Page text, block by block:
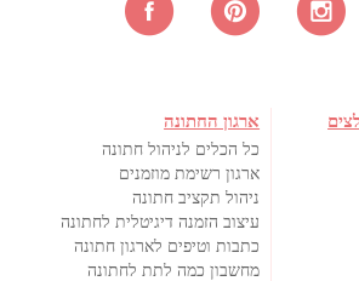
ארגון החתונה
כל הכלים לניהול חתונה
ארגון רשימת מוזמנים
ניהול תקציב חתונה
עיצוב הזמנה דיגיטלית לחתונה
כתבות וטיפים לארגון חתונה
מחשבון כמה לתת לחתונה